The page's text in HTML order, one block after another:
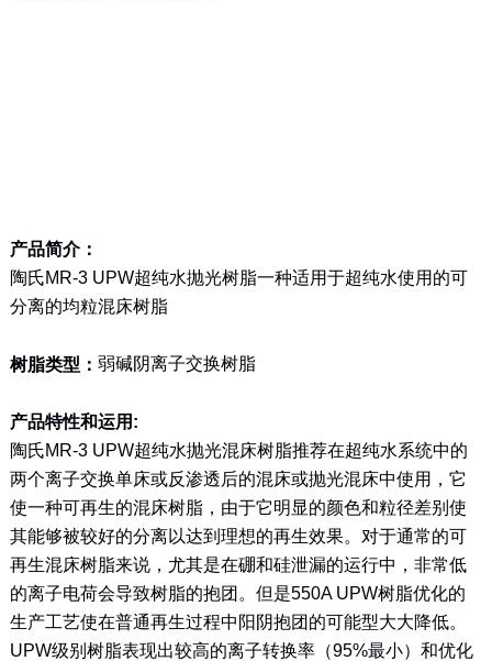
产品简介：
陶氏MR-3 UPW超纯水抛光树脂一种适用于超纯水使用的可
分离的均粒混床树脂
树脂类型： 弱碱阴离子交换树脂
产品特性和运用:
陶氏MR-3 UPW超纯水抛光混床树脂推荐在超纯水系统中的
两个离子交换单床或反渗透后的混床或抛光混床中使用，它
使一种可再生的混床树脂，由于它明显的颜色和粒径差别使
其能够被较好的分离以达到理想的再生效果。对于通常的可
再生混床树脂来说，尤其是在硼和硅泄漏的运行中，非常低
的离子电荷会导致树脂的抱团。但是550A UPW树脂优化的
生产工艺使在普通再生过程中阳阴抱团的可能型大大降低。
UPW级别树脂表现出较高的离子转换率（95%最小）和优化